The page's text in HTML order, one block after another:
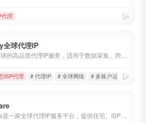
理
球代理IP
ISP代理 # 代理IP # 全球网络 # 多账户运营